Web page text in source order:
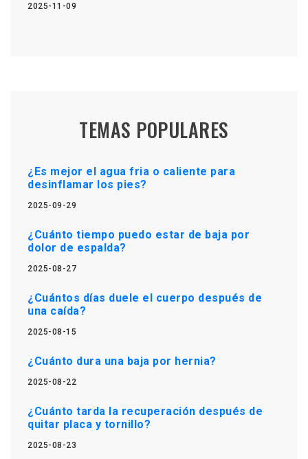
2025-11-09
TEMAS POPULARES
¿Es mejor el agua fria o caliente para
desinflamar los pies?
2025-09-29
¿Cuánto tiempo puedo estar de baja por
dolor de espalda?
2025-08-27
¿Cuántos días duele el cuerpo después de
una caída?
2025-08-15
¿Cuánto dura una baja por hernia?
2025-08-22
¿Cuánto tarda la recuperación después de
quitar placa y tornillo?
2025-08-23